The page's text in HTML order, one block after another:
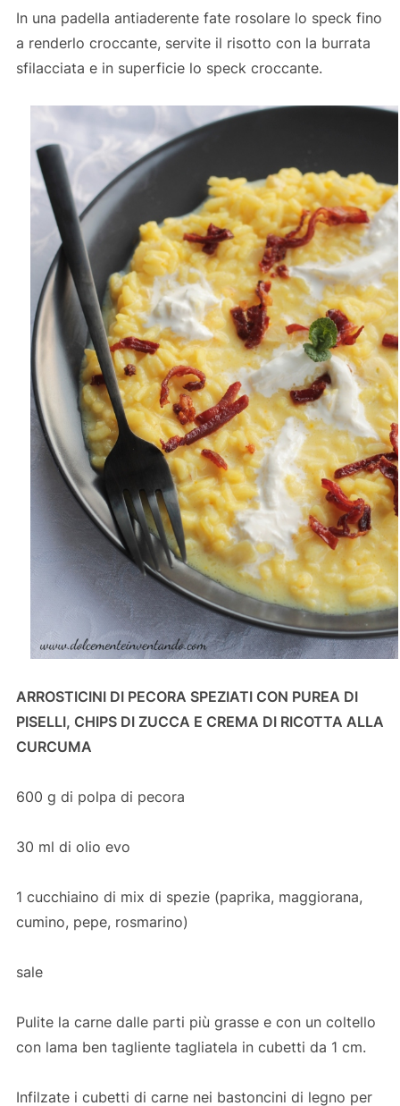
In una padella antiaderente fate rosolare lo speck fino
a renderlo croccante, servite il risotto con la burrata
sfilacciata e in superficie lo speck croccante.
ARROSTICINI DI PECORA SPEZIATI CON PUREA DI
PISELLI, CHIPS DI ZUCCA E CREMA DI RICOTTA ALLA
CURCUMA
600 g di polpa di pecora
30 ml di olio evo
1 cucchiaino di mix di spezie (paprika, maggiorana,
cumino, pepe, rosmarino)
sale
Pulite la carne dalle parti più grasse e con un coltello
con lama ben tagliente tagliatela in cubetti da 1 cm.
Infilzate i cubetti di carne nei bastoncini di legno per